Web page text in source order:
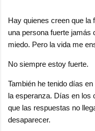
Hay quienes creen que la
una persona fuerte jamás
miedo. Pero la vida me
No siempre estoy fuerte.
También he tenido días
la esperanza. Días en los
que las respuestas no
desaparecer.